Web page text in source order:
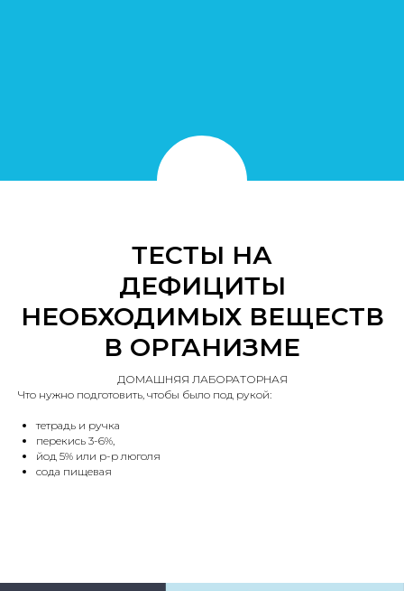
ТЕСТЫ НА
ДЕФИЦИТЫ
НЕОБХОДИМЫХ ВЕЩЕСТВ
В ОРГАНИЗМЕ
ДОМАШНЯЯ ЛАБОРАТОРНАЯ
Что нужно подготовить, чтобы было под рукой:
тетрадь и ручка
перекись 3-6%,
йод 5% или р-р люголя
сода пищевая